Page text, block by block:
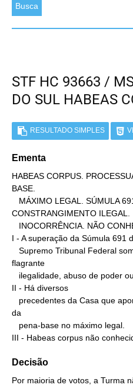
Busca
STF HC 93663 /
DO SUL HABEAS
RESULTADO SIMPLES
Ementa
HABEAS CORPUS.
BASE.
CONSTRANGIMENTO ILEGAL.
I - A superação da Súmula 691
flagrante
II - Há diversos
da
III - Habeas corpus não
Decisão
Por maioria de votos, a Turma